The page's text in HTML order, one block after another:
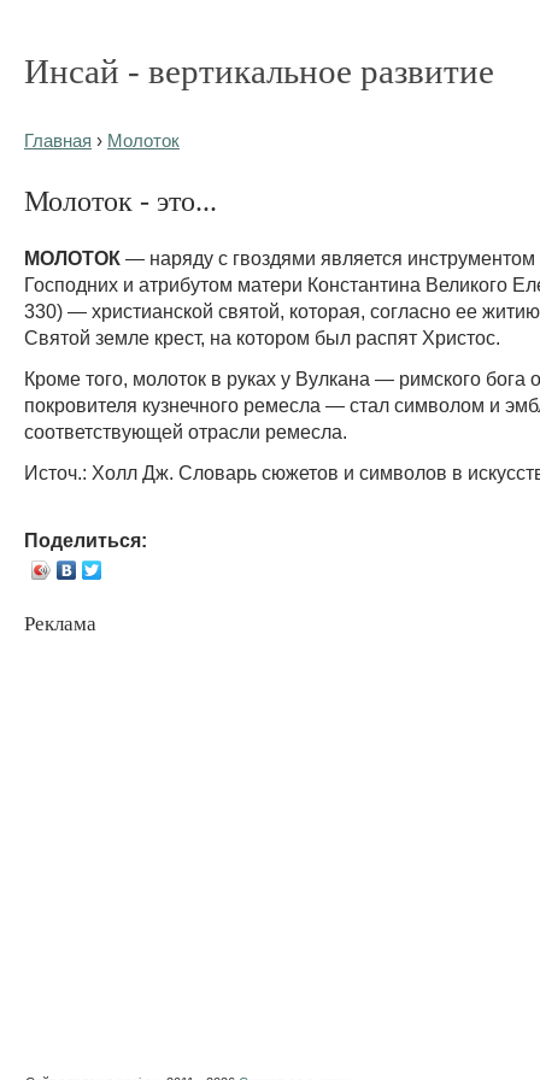
Инсай - вертикальное развитие
Главная › Молоток
Молоток - это...
МОЛОТОК — наряду с гвоздями является инструментом
Господних и атрибутом матери Константина Великого
330) — христианской святой, которая, согласно ее
Святой земле крест, на котором был распят Христос.
Кроме того, молоток в руках у Вулкана — римского бога
покровителя кузнечного ремесла — стал символом и
соответствующей отрасли ремесла.
Источ.: Холл Дж. Словарь сюжетов и символов в
Поделиться:
Реклама